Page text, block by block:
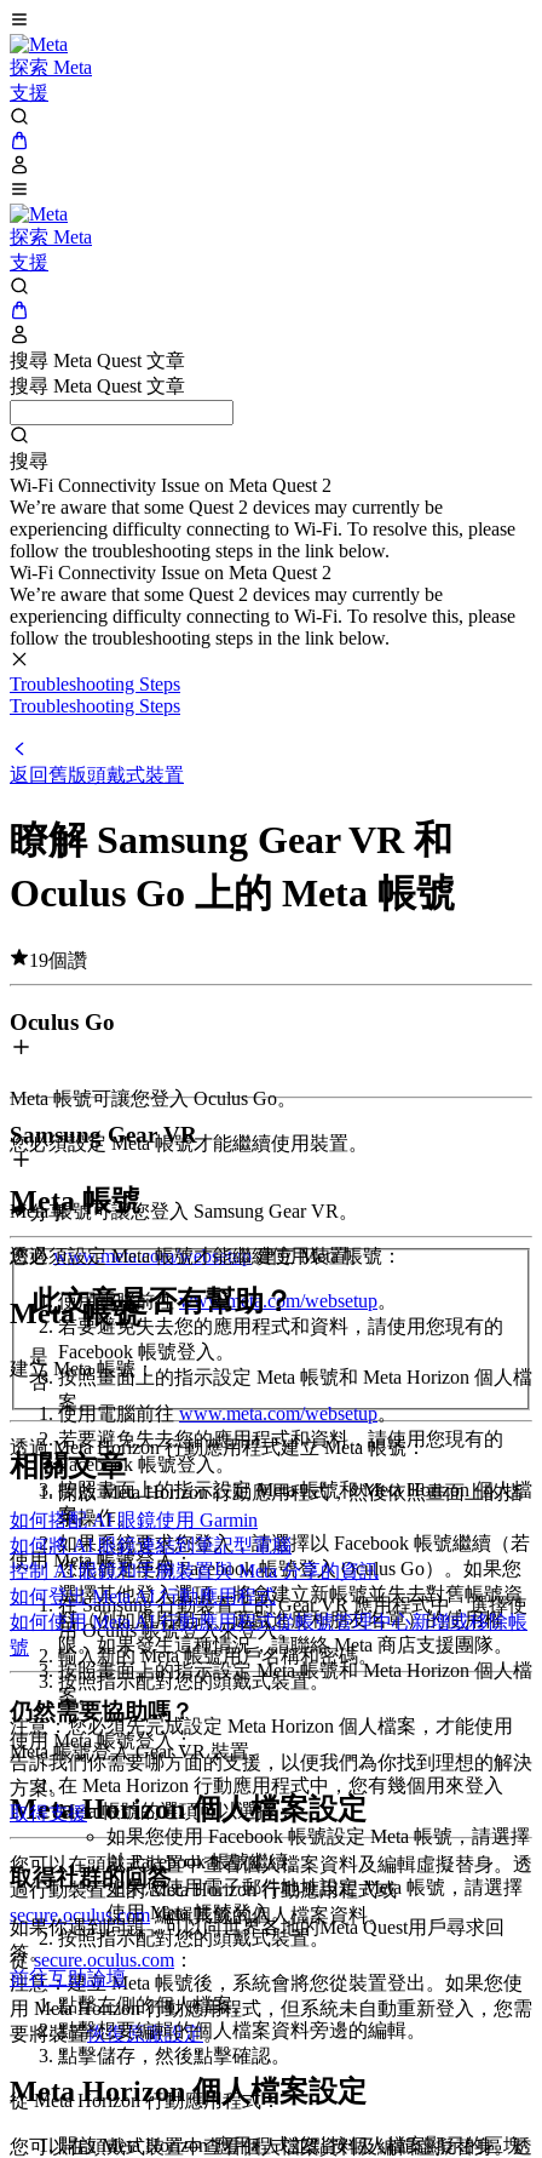
探索 Meta
支援
探索 Meta
支援
搜尋 Meta Quest 文章
搜尋 Meta Quest 文章
搜尋
Wi-Fi Connectivity Issue on Meta Quest 2
We’re aware that some Quest 2 devices may currently be
experiencing difficulty connecting to Wi-Fi. To resolve this, please
follow the troubleshooting steps in the link below.
Wi-Fi Connectivity Issue on Meta Quest 2
We’re aware that some Quest 2 devices may currently be
experiencing difficulty connecting to Wi-Fi. To resolve this, please
follow the troubleshooting steps in the link below.
Troubleshooting Steps
Troubleshooting Steps
返回舊版頭戴式裝置
瞭解 Samsung Gear VR 和
Oculus Go 上的 Meta 帳號
19個讚
Oculus Go
Meta 帳號可讓您登入 Oculus Go。
您必須設定 Meta 帳號才能繼續使用裝置。
Meta 帳號
透過www.meta.com/websetup建立 Meta 帳號：
使用電腦前往www.meta.com/websetup。
若要避免失去您的應用程式和資料，請使用您現有的
Facebook 帳號登入。
按照畫面上的指示設定 Meta 帳號和 Meta Horizon 個人檔
案。
透過 Meta Horizon 行動應用程式建立 Meta 帳號：
開啟 Meta Horizon 行動應用程式，然後依照畫面上的指
示操作。
如果系統要求您登入，請選擇以 Facebook 帳號繼續 （若
您先前是使用 Facebook 帳號登入 Oculus Go）。如果您
選擇其他登入選項，將會建立新帳號並失去對舊帳號資
料（例如應用程式、遊戲進度和朋友名單）的使用權
限。如果發生這種情況，請聯絡 Meta 商店支援團隊。
按照畫面上的指示設定 Meta 帳號和 Meta Horizon 個人檔
案。
使用 Meta 帳號登入：
在 Meta Horizon 行動應用程式中，您有幾個用來登入
Meta 帳號的選項可以選擇：
如果您使用 Facebook 帳號設定 Meta 帳號，請選擇
以 Facebook 帳號繼續。
如果您使用電子郵件地址設定 Meta 帳號，請選擇
使用 Meta 帳號登入。
按照指示配對您的頭戴式裝置。
注意：建立 Meta 帳號後，系統會將您從裝置登出。如果您使
用 Meta Horizon 行動應用程式，但系統未自動重新登入，您需
要將裝置恢復原廠設定。
Meta Horizon 個人檔案設定
您可以在頭戴式裝置中查看個人檔案資料及編輯虛擬替身。透
Samsung Gear VR
Meta 帳號可讓您登入 Samsung Gear VR。
您必須設定 Meta 帳號才能繼續使用裝置。
Meta 帳號
建立 Meta 帳號 ：
使用電腦前往www.meta.com/websetup。
若要避免失去您的應用程式和資料，請使用您現有的
Facebook 帳號登入。
按照畫面上的指示設定 Meta 帳號和 Meta Horizon 個人檔
案。
使用 Meta 帳號登入：
在 Samsung 行動裝置上的 Gear VR 應用程式中，選擇使
用 Oculus 帳號登入來登入。
輸入新的 Meta 帳號用戶名稱和密碼。
按照指示配對您的頭戴式裝置。
注意：您必須先完成設定 Meta Horizon 個人檔案，才能使用
Meta 帳號登入 Gear VR 裝置。
Meta Horizon 個人檔案設定
您可以在頭戴式裝置中查看個人檔案資料及編輯虛擬替身。透
過行動裝置上的 Meta Horizon 行動應用程式或
secure.oculus.com編輯其餘的個人檔案資料。
從secure.oculus.com ：
點擊左側的個人檔案。
點擊想要編輯的個人檔案資料旁邊的編輯。
點擊儲存 ，然後點擊確認。
從 Meta Horizon 行動應用程式：
開啟 Meta Horizon 應用程式並點按個人檔案顯示的區塊
分享
此文章是否有幫助？
是
否
相關文章
如何搭配 AI 眼鏡使用 Garmin
如何將 AI 眼鏡連結到筆記型電腦
控制 AI 眼鏡和手腕裝置與 Meta 分享的資訊
如何登出 Meta AI 行動應用程式
如何使用 Meta AI 行動應用程式從帳號管理中心新增或移除帳
號
仍然需要協助嗎？
告訴我們你需要哪方面的支援，以便我們為你找到理想的解決
方案。
取得支援
取得社群的回答
如果你遇到問題，可以向世界各地的Meta Quest用戶尋求回
答。
前往互助論壇